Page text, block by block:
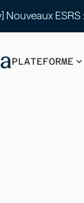
PLATEFORME